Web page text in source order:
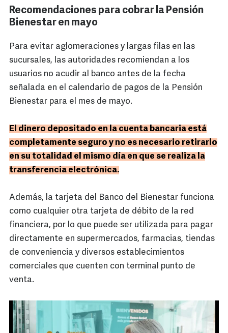
Recomendaciones para cobrar la Pensión
Bienestar en mayo
Para evitar aglomeraciones y largas filas en las
sucursales, las autoridades recomiendan a los
usuarios no acudir al banco antes de la fecha
señalada en el calendario de pagos de la Pensión
Bienestar para el mes de mayo.
El dinero depositado en la cuenta bancaria está
completamente seguro y no es necesario retirarlo
en su totalidad el mismo día en que se realiza la
transferencia electrónica.
Además, la tarjeta del Banco del Bienestar funciona
como cualquier otra tarjeta de débito de la red
financiera, por lo que puede ser utilizada para pagar
directamente en supermercados, farmacias, tiendas
de conveniencia y diversos establecimientos
comerciales que cuenten con terminal punto de
venta.